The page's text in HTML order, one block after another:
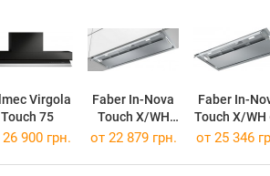
Virgola
Touch 75
Faber In-Nova
Touch X/WH
A90
Faber In-
Touch X/WH
900 грн. от 22 879 грн. от 25 346